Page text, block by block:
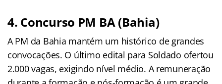
4. Concurso PM BA (Bahia)
A PM da Bahia mantém um histórico de grandes
convocações. O último edital para Soldado ofertou
2.000 vagas, exigindo nível médio. A remuneração